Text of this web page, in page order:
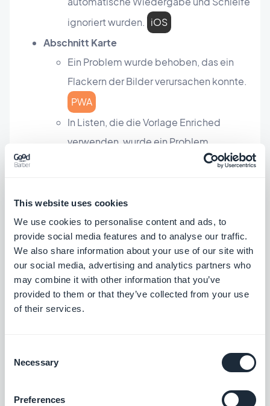
This website uses cookies
We use cookies to personalise content and ads, to
provide social media features and to analyse our traffic.
We also share information about your use of our site with
our social media, advertising and analytics partners who
may combine it with other information that you’ve
provided to them or that they’ve collected from your use
of their services.
Selection
Necessary
Preferences
ignoriert wurden. iOS
Abschnitt Karte
Ein Problem wurde behoben, das ein
Flackern der Bilder verursachen konnte.
PWA
In Listen, die die Vorlage Enriched
verwenden, wurde ein Problem
behoben, das dazu führte, dass die
iOS
TabBar-Menüs
Ein Problem wurde behoben, das dazu
führte, dass der Hintergrund in einigen
Fällen über der unteren
Navigationsleiste des Systems
das auftrat, wenn die PWA auf dem